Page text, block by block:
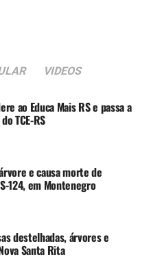
VIDEOS
ao Educa Mais RS e passa a
TCE-RS
e causa morte de
124, em Montenegro
destelhadas, árvores e
Santa Rita